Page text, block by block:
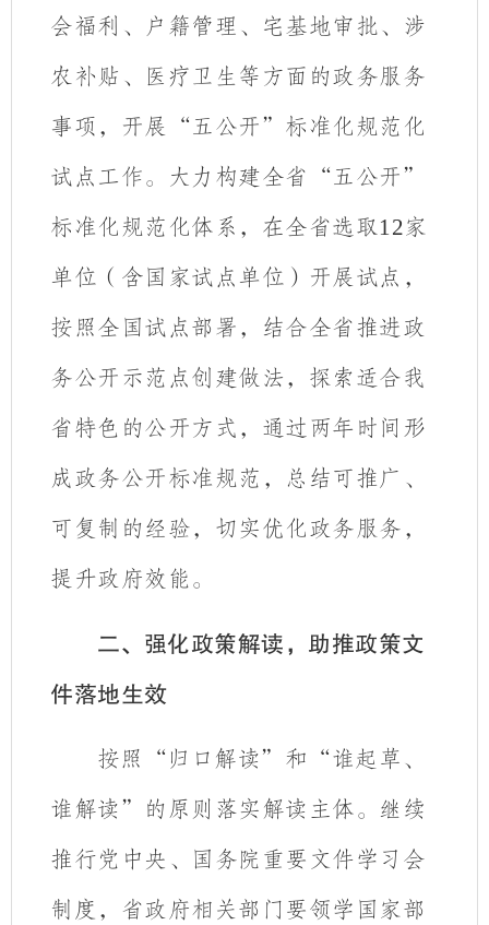
会福利、户籍管理、宅基地审批、涉
农补贴、医疗卫生等方面的政务服务
事项，开展“五公开”标准化规范化
试点工作。
大力构建全省“五公开”
标准化规范化体系，在全省选取12家
单位（含国家试点单位）开展试点，
按照全国试点部署，结合全省推进政
务公开示范点创建做法， 探索适合我
省特色的公开方式，通过两年时间形
成政务公开标准规范，总结可推广、
可复制的经验，切实优化政务服务，
提升政府效能。
二、强化政策解读，助推政策文
件落地生效
按照“归口解读”和“谁起草、
谁解读”的原则落实解读主体。继续
推行党中央、国务院重要文件学习会
制度，省政府相关部门要领学国家部